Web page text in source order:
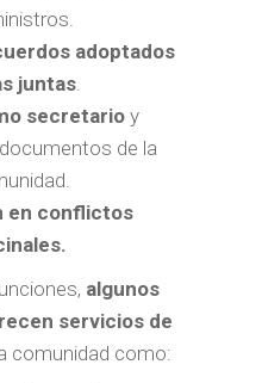
adoptados
juntas.
secretarioy
de la
en conflictos
algunos
servicios de
comunidad como: